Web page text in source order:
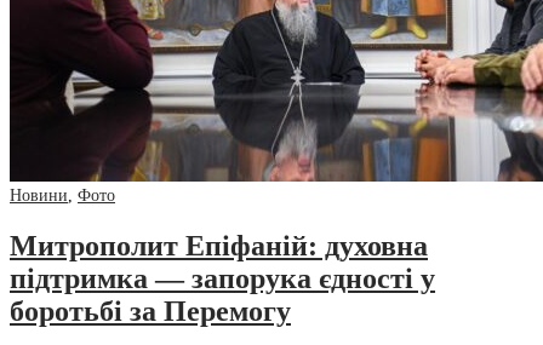
Новини, Фото
Митрополит Епіфаній: духовна
підтримка — запорука єдності у
боротьбі за Перемогу